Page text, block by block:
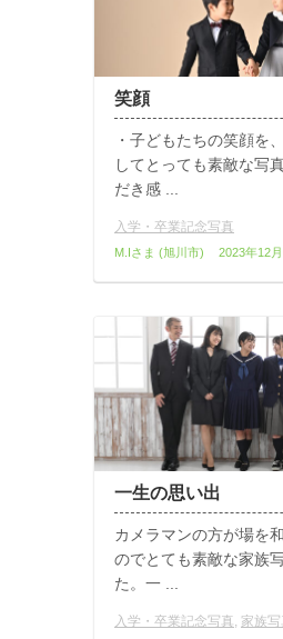
笑顔
・子どもたちの笑顔を
してとっても素敵な写
だき感 ...
入学・卒業記念写真
M.Iさま (旭川市) 2023年12
一生の思い出
カメラマンの方が場を
のでとても素敵な家族
た。一 ...
入学・卒業記念写真, 家族写